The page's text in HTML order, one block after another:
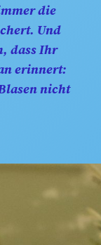
die
Und
dass Ihr
erinnert:
nicht